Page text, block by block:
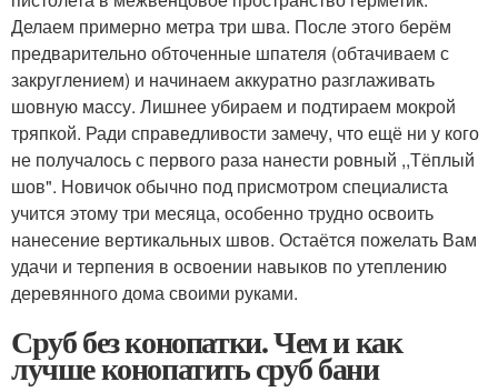
Делаем примерно метра три шва. После этого берём
предварительно обточенные шпателя (обтачиваем с
закруглением) и начинаем аккуратно разглаживать
шовную массу. Лишнее убираем и подтираем мокрой
тряпкой. Ради справедливости замечу, что ещё ни у кого
не получалось с первого раза нанести ровный ,,Тёплый
шов". Новичок обычно под присмотром специалиста
учится этому три месяца, особенно трудно освоить
нанесение вертикальных швов. Остаётся пожелать Вам
удачи и терпения в освоении навыков по утеплению
деревянного дома своими руками.
Сруб без конопатки. Чем и как
лучше конопатить сруб бани